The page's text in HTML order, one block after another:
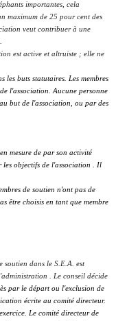
importantes, cela
maximum de 25 pour cent des
veut contribuer à une
est active et altruiste ; elle ne
les buts statutaires. Les membres
l'association. Aucune personne
but de l'association, ou par des
mesure de par son activité
les objectifs de l'association . Il
de soutien n'ont pas de
être choisis en tant que membre
soutien dans le S.E.A. est
. Le conseil décide
par le départ ou l'exclusion de
écrite au comité directeur.
Le comité directeur de